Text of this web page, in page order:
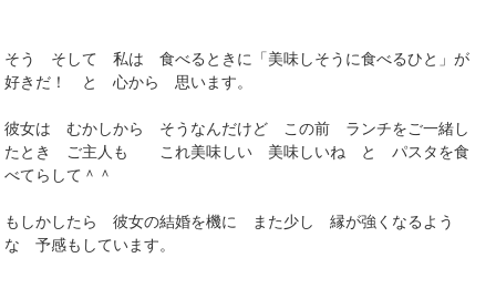
そう そして 私は 食べるときに「美味しそうに食べるひと」が
好きだ！ と 心から 思います。
彼女は むかしから そうなんだけど この前 ランチをご一緒し
たとき ご主人も これ美味しい 美味しいね と パスタを食
べてらして＾＾
もしかしたら 彼女の結婚を機に また少し 縁が強くなるよう
な 予感もしています。